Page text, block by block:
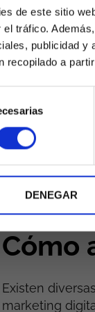
de este sitio
el tráfico.
publicidad y
recopilado a
DENEGAR
pueden
de
marca,
Cómo
Existen
marketing